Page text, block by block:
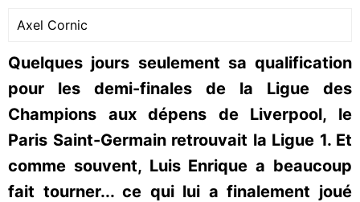
Axel Cornic
Quelques jours seulement sa qualification
pour les demi-finales de la Ligue des
Champions aux dépens de Liverpool, le
Paris Saint-Germain retrouvait la Ligue 1. Et
comme souvent, Luis Enrique a beaucoup
fait tourner... ce qui lui a finalement joué